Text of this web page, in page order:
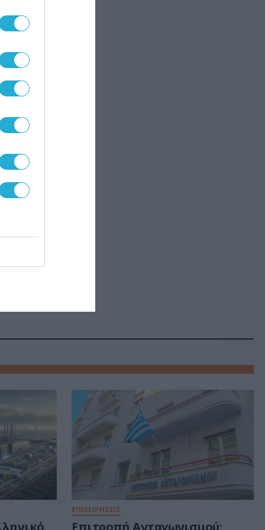
το
ΕΠΙΧΕΙΡΗΣΕΙΣ
Επιτροπή Ανταγωνισμού: